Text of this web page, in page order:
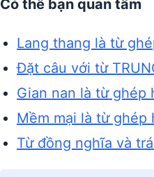
Có thể bạn quan tâm
Lang thang là từ
Đặt câu với từ
Gian nan là từ ghép
Mềm mại là từ ghép
Từ đồng nghĩa và